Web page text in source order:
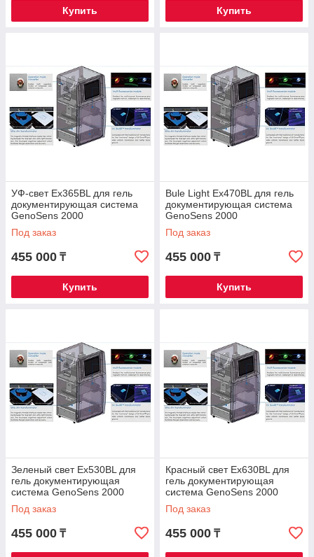
Купить Купить
УФ-свет Ex365BL для гель
документирующая система
GenoSens 2000
Под заказ
455 000 ₸
Купить
Bule Light Ex470BL для гель
документирующая система
GenoSens 2000
Под заказ
455 000 ₸
Купить
Зеленый свет Ex530BL для
гель документирующая
система GenoSens 2000
Под заказ
455 000 ₸
Красный свет Ex630BL для
гель документирующая
система GenoSens 2000
Под заказ
455 000 ₸